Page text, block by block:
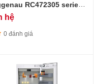
RC472305 series
398L, ngăn đông mềm
hệ
0 đánh giá